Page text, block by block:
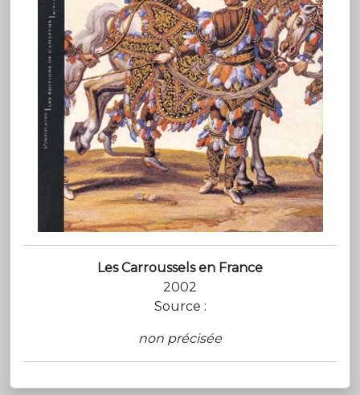
Les Carroussels en France
2002
Source :
non précisée